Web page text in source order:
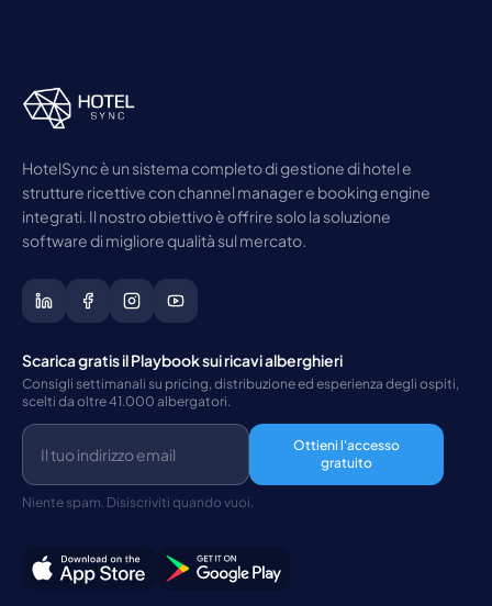
HotelSync è un sistema completo di gestione di hotel e
strutture ricettive con channel manager e booking engine
integrati. Il nostro obiettivo è offrire solo la soluzione
software di migliore qualità sul mercato.
Scarica gratis il Playbook sui ricavi alberghieri
Consigli settimanali su pricing, distribuzione ed esperienza degli ospiti,
scelti da oltre 41.000 albergatori.
Ottieni l'accesso
gratuito
Niente spam. Disiscriviti quando vuoi.